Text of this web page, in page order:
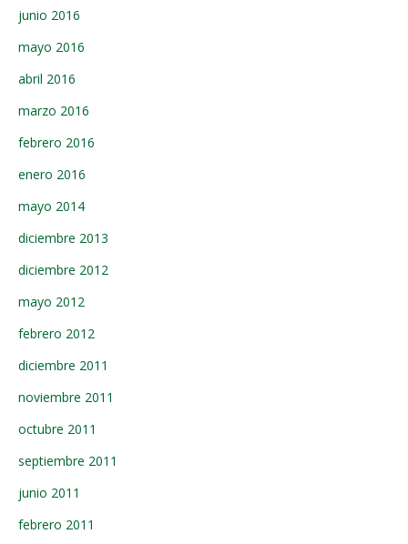
junio 2016
mayo 2016
abril 2016
marzo 2016
febrero 2016
enero 2016
mayo 2014
diciembre 2013
diciembre 2012
mayo 2012
febrero 2012
diciembre 2011
noviembre 2011
octubre 2011
septiembre 2011
junio 2011
febrero 2011